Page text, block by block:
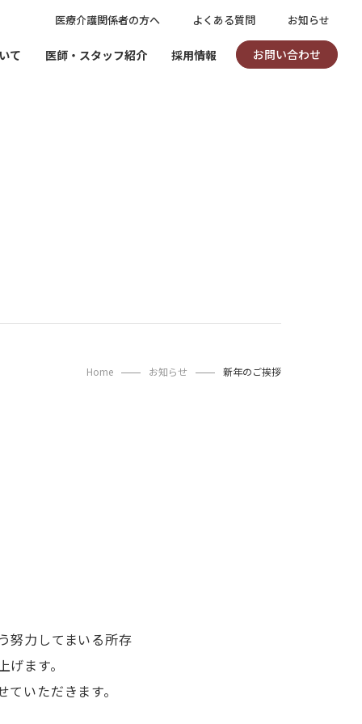
医療介護関係者の方へ よくある質問 お知らせ
て 医師・スタッフ紹介 採用情報 お問い合わせ
Home お知らせ 新年のご挨拶
努力してまいる所存
げます。
いただきます。